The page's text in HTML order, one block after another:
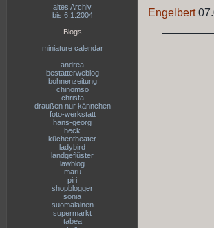
altes Archiv
bis 6.1.2004
Blogs
miniature calendar
andrea
bestatterweblog
bohnenzeitung
chinomso
christa
draußen nur kännchen
foto-werkstatt
hans-georg
heck
küchentheater
ladybird
landgeflüster
lawblog
maru
piri
shopblogger
sonia
suomalainen
supermarkt
tabea
Engelbert